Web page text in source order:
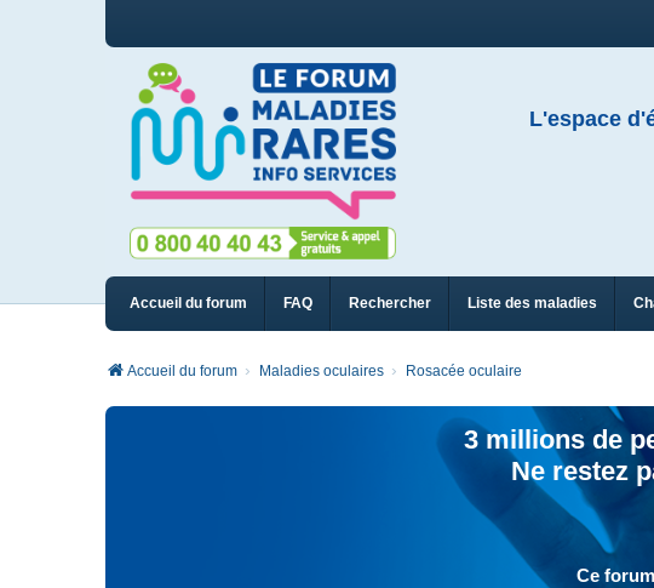
L'espace
Accueil du forum FAQ Rechercher Liste des maladies
Accueil du forum Maladies oculaires Rosacée oculaire
3 millions de
Ne restez
Ce